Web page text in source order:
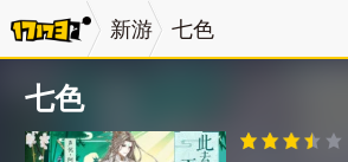
新游 七色
七色